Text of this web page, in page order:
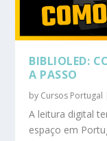
BIBLIOLED:
A PASSO
by Cursos Portugal
A leitura digital
espaço em